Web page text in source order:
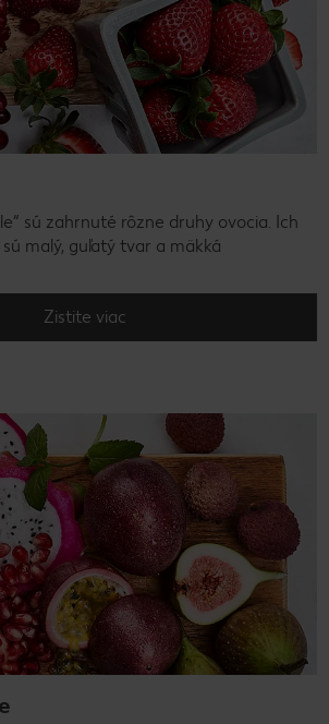
sú zahrnuté rôzne druhy ovocia. Ich
malý, guľatý tvar a mäkká
Zistite viac